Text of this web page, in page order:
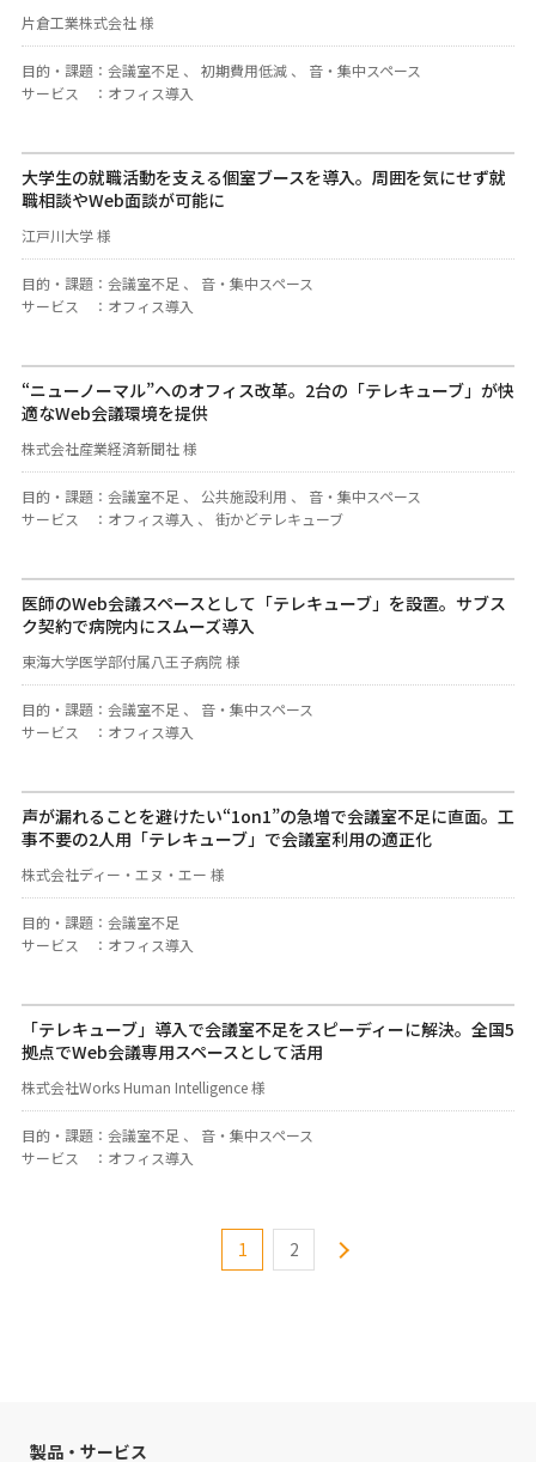
片倉工業株式会社 様
目的・課題： 会議室不足 、 初期費用低減 、 音・集中スペース
サービス
： オフィス導入
大学生の就職活動を支える個室ブースを導入。周囲を気にせず就
職相談やWeb面談が可能に
江戸川大学 様
目的・課題： 会議室不足 、 音・集中スペース
サービス
： オフィス導入
“ニューノーマル”へのオフィス改革。2台の「テレキューブ」が快
適なWeb会議環境を提供
株式会社産業経済新聞社 様
目的・課題： 会議室不足 、 公共施設利用 、 音・集中スペース
サービス
： オフィス導入 、 街かどテレキューブ
医師のWeb会議スペースとして「テレキューブ」を設置。サブス
ク契約で病院内にスムーズ導入
東海大学医学部付属八王子病院 様
目的・課題： 会議室不足 、 音・集中スペース
サービス
： オフィス導入
声が漏れることを避けたい“1on1”の急増で会議室不足に直面。工
事不要の2人用「テレキューブ」で会議室利用の適正化
株式会社ディー・エヌ・エー 様
目的・課題： 会議室不足
サービス
： オフィス導入
「テレキューブ」導入で会議室不足をスピーディーに解決。全国5
拠点でWeb会議専用スペースとして活用
株式会社Works Human Intelligence 様
目的・課題： 会議室不足 、 音・集中スペース
サービス
： オフィス導入
1 2
製品・サービス